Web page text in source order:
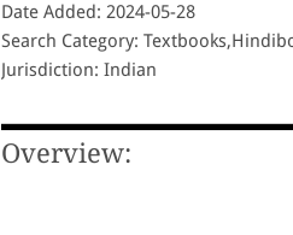
Date Added: 2024-05-28
Search Category:
Jurisdiction: Indian
Overview: